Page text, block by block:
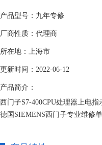
产品型号：九年专修
厂商性质：代理商
所在地：上海市
更新时间：2022-06-12
产品简介：
西门子S7-400CPU处理器上电
德国SIEMENS西门子专业维修